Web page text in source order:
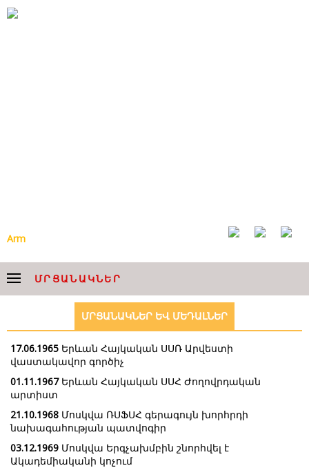
Arm
ՄՐՑԱՆԱԿՆԵՐ
ՄՐՑԱՆԱԿՆԵՐ ԵՎ ՄԵԴԱԼՆԵՐ
17.06.1965 Երևան Հայկական ՍՍՌ Արվեստի
վաստակավոր գործիչ
01.11.1967Երևան Հայկական ՍՍՀ Ժողովրդական
արտիստ
21.10.1968 Մոսկվա ՌՍՖՍՀ գերագույն խորհրդի
նախագահության պատվոգիր
03.12.1969 Մոսկվա Երգչախմբին շնորհվել է
Ակադեմիականի կոչում